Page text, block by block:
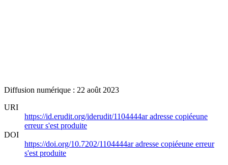
Diffusion numérique : 22 août 2023
URI
https://id.erudit.org/iderudit/1104444aradresse copiéeune
erreur s'est produite
DOI
https://doi.org/10.7202/1104444aradresse copiéeune erreur
s'est produite